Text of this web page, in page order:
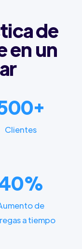
de
en un
Clientes
de
a tiempo